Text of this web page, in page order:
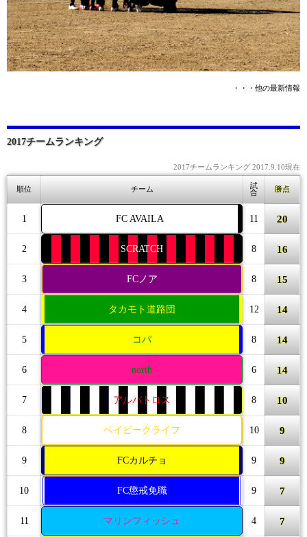
・・・他の最新情報
2017チームランキング
2017チームランキング 2017.9.10現在
順位 チーム
試
合
勝点
1 FC AVAILA 11 20
2 SCRATCH 8 16
3 FCノア 8 15
4 タカモト道路団 12 14
5 コパ 8 14
6 north 6 14
7 アルバトロス 8 10
8 ベイビークライフ 10 9
9 FCカルチョ 9 9
10 FC懲戒免職 9 7
11 マリンフィッシュ 4 7